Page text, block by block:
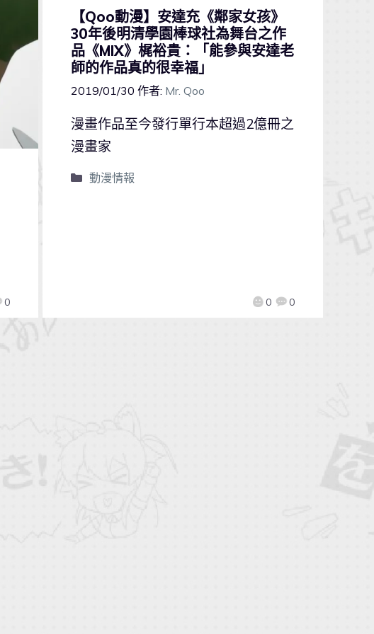
0
【Qoo動漫】安達充《鄰家女孩》
30年後明清學園棒球社為舞台之作
品《MIX》梶裕貴：「能參與安達老
師的作品真的很幸福」
2019/01/30 作者: Mr. Qoo
0 0
漫畫作品至今發行單行本超過2億冊之
漫畫家
動漫情報